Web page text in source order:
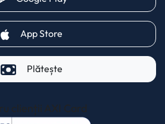
App Store
Plătește
clienții AXI Card